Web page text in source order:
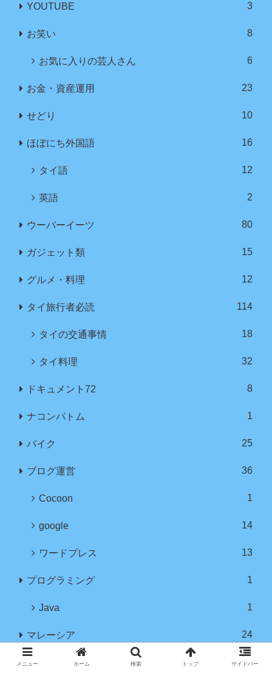
YOUTUBE 3
お笑い 8
お気に入りの芸人さん 6
お金・資産運用 23
せどり 10
ほぼにち外国語 16
タイ語 12
英語 2
ウーバーイーツ 80
ガジェット類 15
グルメ・料理 12
タイ旅行者必読 114
タイの交通事情 18
タイ料理 32
ドキュメント72 8
ナコンパトム 1
バイク 25
ブログ運営 36
Cocoon 1
google 14
ワードプレス 13
プログラミング 1
Java 1
マレーシア 24
クアラルンプール 12
メニュー ホーム 検索 トップ サイドバー